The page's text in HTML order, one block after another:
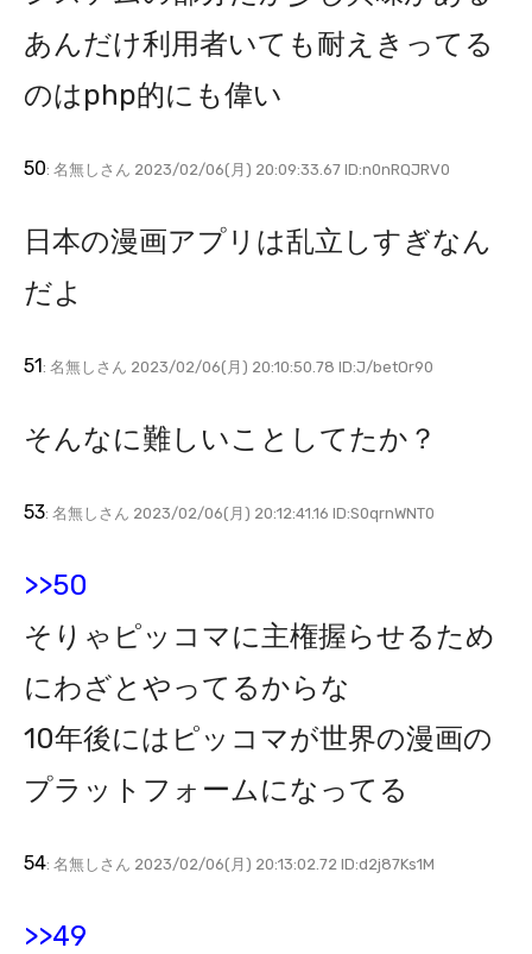
あんだけ利用者いても耐えきってる
のはphp的にも偉い
50: 名無しさん 2023/02/06(月) 20:09:33.67 ID:n0nRQJRV0
日本の漫画アプリは乱立しすぎなん
だよ
51: 名無しさん 2023/02/06(月) 20:10:50.78 ID:J/betOr90
そんなに難しいことしてたか？
53: 名無しさん 2023/02/06(月) 20:12:41.16 ID:S0qrnWNT0
>>50
そりゃピッコマに主権握らせるため
にわざとやってるからな
10年後にはピッコマが世界の漫画の
プラットフォームになってる
54: 名無しさん 2023/02/06(月) 20:13:02.72 ID:d2j87Ks1M
>>49